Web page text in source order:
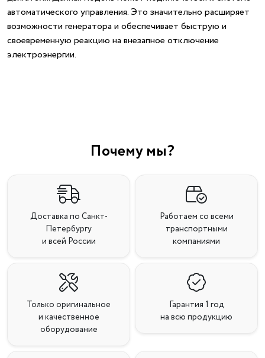
автоматического управления. Это значительно расширяет
возможности генератора и обеспечивает быструю и
своевременную реакцию на внезапное отключение
электроэнергии.
Почему мы?
Доставка по Санкт-
Петербургу
и всей России
Работаем со всеми
транспортными
компаниями
Только оригинальное
и качественное
оборудование
Гарантия 1 год
на всю продукцию